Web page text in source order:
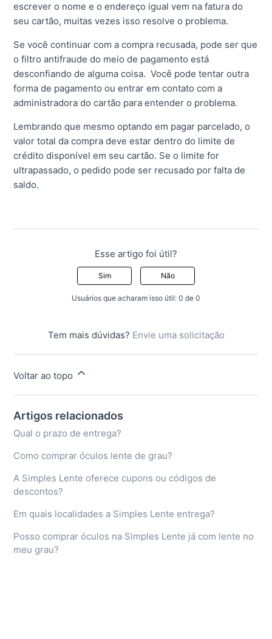
escrever o nome e o endereço igual vem na fatura do
seu cartão, muitas vezes isso resolve o problema.
Se você continuar com a compra recusada, pode ser que
o filtro antifraude do meio de pagamento está
desconfiando de alguma coisa. Você pode tentar outra
forma de pagamento ou entrar em contato com a
administradora do cartão para entender o problema.
Lembrando que mesmo optando em pagar parcelado, o
valor total da compra deve estar dentro do limite de
crédito disponível em seu cartão. Se o limite for
ultrapassado, o pedido pode ser recusado por falta de
saldo.
Esse artigo foi útil?
Sim Não
Usuários que acharam isso útil: 0 de 0
Tem mais dúvidas? Envie uma solicitação
Voltar ao topo
Artigos relacionados
Qual o prazo de entrega?
Como comprar óculos lente de grau?
A Simples Lente oferece cupons ou códigos de
descontos?
Em quais localidades a Simples Lente entrega?
Posso comprar óculos na Simples Lente já com lente no
meu grau?